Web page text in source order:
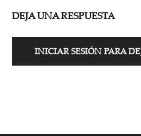
DEJA UNA RESPUESTA
INICIAR SESIÓN PARA